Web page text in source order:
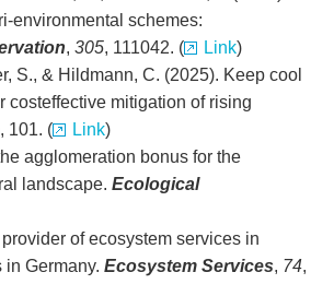
environmental schemes:
, 305, 111042. ( Link)
S., & Hildmann, C. (2025). Keep cool
costeffective mitigation of rising
101. ( Link)
agglomeration bonus for the
landscape. Ecological
of ecosystem services in
Germany. Ecosystem Services, 74,